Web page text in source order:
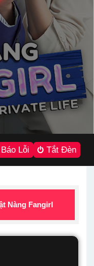
Báo Lỗi Tắt Đèn
Nàng Fangirl